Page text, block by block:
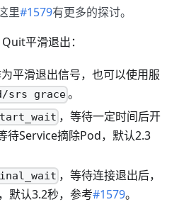
里#1579有更多的探讨。
平滑退出：
平滑退出信号，也可以使用服
grace。
，等待一定时间后开
Service摘除Pod，默认2.3
，等待连接退出后，
默认3.2秒，参考#1579。